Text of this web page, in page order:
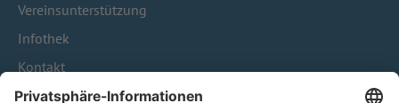
Vereinsunterstützung
Infothek
Kontakt